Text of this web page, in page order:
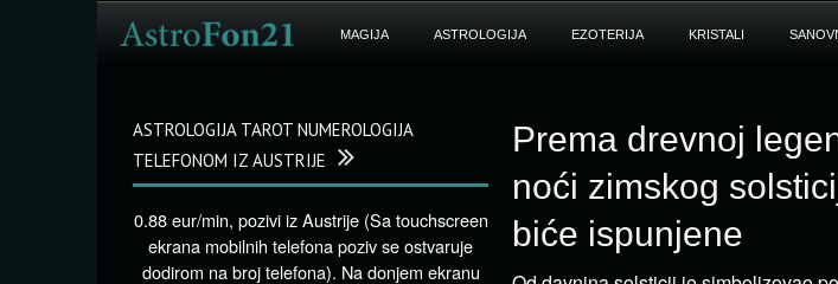
MAGIJA ASTROLOGIJA EZOTERIJA KRISTALI
Prema drevnoj
noći zimskog
biće ispunjene
ASTROLOGIJA TAROT NUMEROLOGIJA
TELEFONOM IZ AUSTRIJE
0.88 eur/min, pozivi iz Austrije (Sa touchscreen
ekrana mobilnih telefona poziv se ostvaruje
dodirom na broj telefona). Na donjem ekranu